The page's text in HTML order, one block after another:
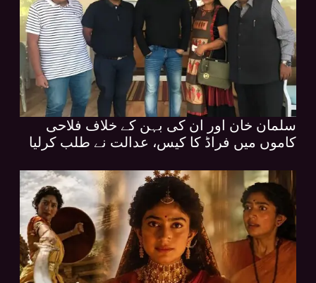
سلمان خان اور ان کی بہن کے خلاف فلاحی
کاموں میں فراڈ کا کیس، عدالت نے طلب کرلیا